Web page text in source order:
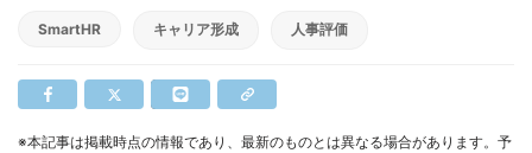
SmartHR キャリア形成 人事評価
※本記事は掲載時点の情報であり、最新のものとは異なる場合があります。予